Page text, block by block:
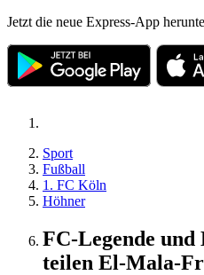
Jetzt die neue Express-App
Sport
Fußball
1. FC Köln
Höhner
FC-Legende und
teilen El-Mala-